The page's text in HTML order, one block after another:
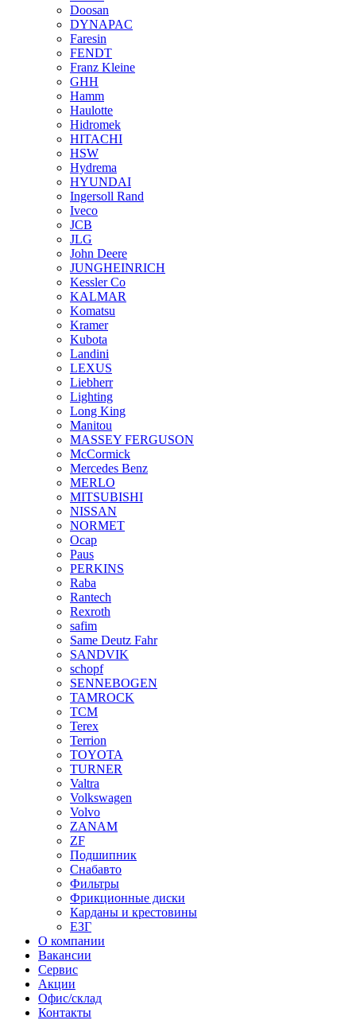
Doosan
DYNAPAC
Faresin
FENDT
Franz Kleine
GHH
Hamm
Haulotte
Hidromek
HITACHI
HSW
Hydrema
HYUNDAI
Ingersoll Rand
Iveco
JCB
JLG
John Deere
JUNGHEINRICH
Kessler Co
KALMAR
Komatsu
Kramer
Kubota
Landini
LEXUS
Liebherr
Lighting
Long King
Manitou
MASSEY FERGUSON
McCormick
Mercedes Benz
MERLO
MITSUBISHI
NISSAN
NORMET
Ocap
Paus
PERKINS
Raba
Rantech
Rexroth
safim
Same Deutz Fahr
SANDVIK
schopf
SENNEBOGEN
TAMROCK
TCM
Terex
Terrion
TOYOTA
TURNER
Valtra
Volkswagen
Volvo
ZANAM
ZF
Подшипник
Снабавто
Фильтры
Фрикционные диски
Карданы и крестовины
ЕЗГ
О компании
Вакансии
Сервис
Акции
Офис/склад
Контакты